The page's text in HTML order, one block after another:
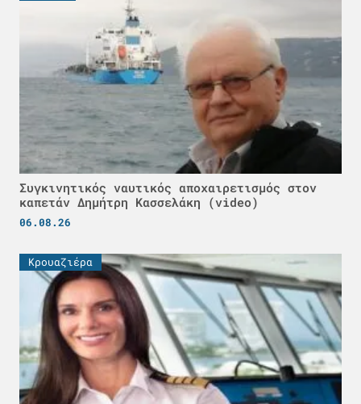
Συγκινητικός ναυτικός αποχαιρετισμός στον
καπετάν Δημήτρη Κασσελάκη (video)
06.08.26
Κρουαζιέρα